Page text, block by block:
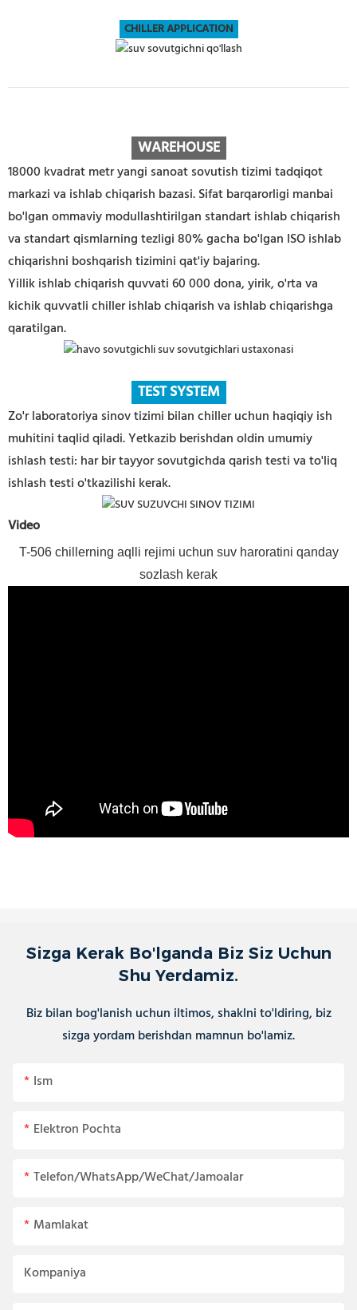
CHILLER APPLICATION
WAREHOUSE
18000 kvadrat metr yangi sanoat sovutish tizimi tadqiqot
markazi va ishlab chiqarish bazasi. Sifat barqarorligi manbai
bo'lgan ommaviy modullashtirilgan standart ishlab chiqarish
va standart qismlarning tezligi 80% gacha bo'lgan ISO ishlab
chiqarishni boshqarish tizimini qat'iy bajaring.
Yillik ishlab chiqarish quvvati 60 000 dona, yirik, o'rta va
kichik quvvatli chiller ishlab chiqarish va ishlab chiqarishga
qaratilgan.
TEST SYSTEM
Zo'r laboratoriya sinov tizimi bilan chiller uchun haqiqiy ish
muhitini taqlid qiladi. Yetkazib berishdan oldin umumiy
ishlash testi: har bir tayyor sovutgichda qarish testi va to'liq
ishlash testi o'tkazilishi kerak.
Video
T-506 chillerning aqlli rejimi uchun suv haroratini qanday
sozlash kerak
Sizga Kerak Bo'lganda Biz Siz Uchun
Shu Yerdamiz.
Biz bilan bog'lanish uchun iltimos, shaklni to'ldiring, biz
sizga yordam berishdan mamnun bo'lamiz.
Ism
Elektron Pochta
Telefon/WhatsApp/WeChat/Jamoalar
Mamlakat
Kompaniya